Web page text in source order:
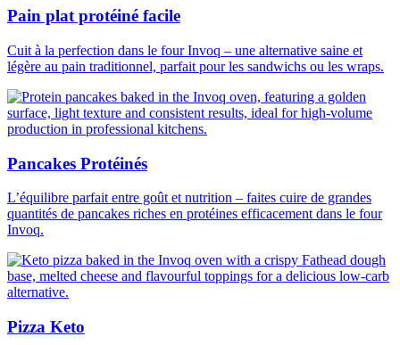
Pain plat protéiné facile
Cuit à la perfection dans le four Invoq – une alternative saine et
légère au pain traditionnel, parfait pour les sandwichs ou les wraps.
Pancakes Protéinés
L’équilibre parfait entre goût et nutrition – faites cuire de grandes
quantités de pancakes riches en protéines efficacement dans le four
Invoq.
Pizza Keto